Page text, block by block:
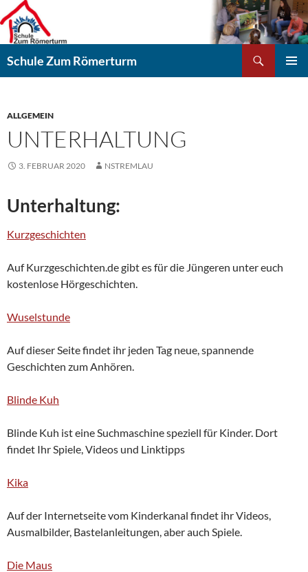
Zum
Inhalt
springen
Schule Zum Römerturm
ALLGEMEIN
UNTERHALTUNG
3. FEBRUAR 2020 NSTREMLAU
Unterhaltung:
Kurzgeschichten
Auf Kurzgeschichten.de gibt es für die Jüngeren unter euch
kostenlose Hörgeschichten.
Wuselstunde
Auf dieser Seite findet ihr jeden Tag neue, spannende
Geschichten zum Anhören.
Blinde Kuh
Blinde Kuh ist eine Suchmaschine speziell für Kinder. Dort
findet Ihr Spiele, Videos und Linktipps
Kika
Auf der Internetseite vom Kinderkanal findet ihr Videos,
Ausmalbilder, Bastelanleitungen, aber auch Spiele.
Die Maus